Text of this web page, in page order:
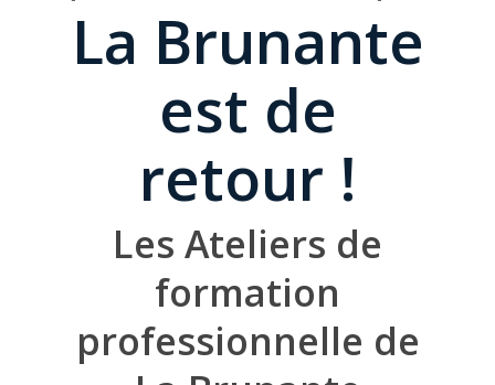
La Brunante
est de
retour !
Les Ateliers de
formation
professionnelle de